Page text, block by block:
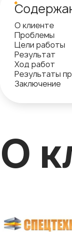
О клиенте
Проблемы
Цели работы
Результат
Ход работ
Результаты
Заключение
О